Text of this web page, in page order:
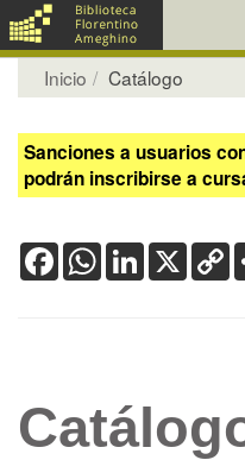
Inicio Catálogo
Sanciones a usuarios
podrán inscribirse a
FacebookWhatsApp
LinkedIn
X